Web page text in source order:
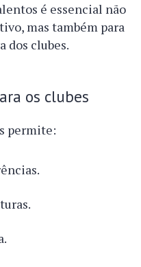
é essencial não
mas também para
dos clubes.
os clubes
permite: